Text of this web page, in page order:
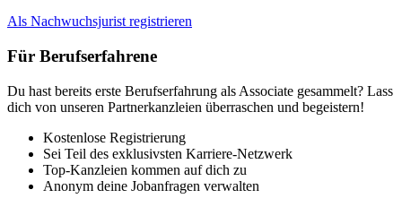
Als Nachwuchsjurist registrieren
Für Berufserfahrene
Du hast bereits erste Berufserfahrung als Associate gesammelt? Lass
dich von unseren Partnerkanzleien überraschen und begeistern!
Kostenlose Registrierung
Sei Teil des exklusivsten Karriere-Netzwerk
Top-Kanzleien kommen auf dich zu
Anonym deine Jobanfragen verwalten